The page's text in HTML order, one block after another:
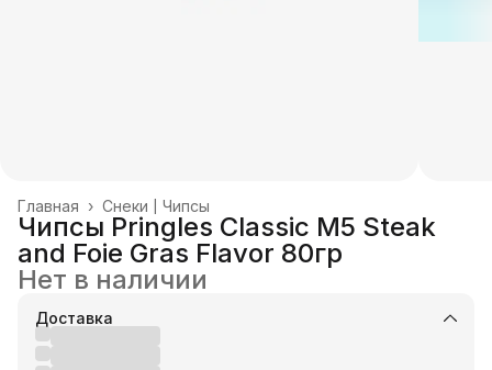
Снеки | Чипсы
Главная ›
Чипсы Pringles Classic M5 Steak
and Foie Gras Flavor 80гр
Нет в наличии
Доставка